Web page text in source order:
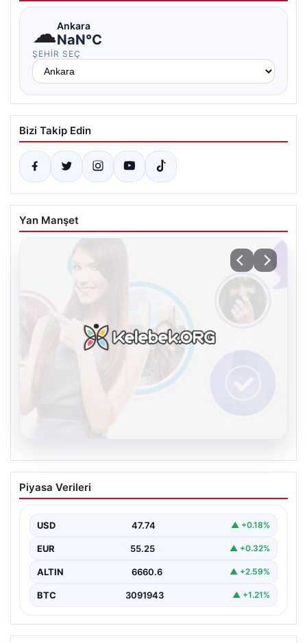
☁Ankara
NaN°C
ŞEHIR SEÇ
Bizi Takip Edin
Yan Manşet
Kelebek.Org İle Çevrim içi İletişimin
Güvenli Adresi Ve Chat Deneyimi
kurması büyük bir hassasiyet ifade etmektedir.
Güncel…
Piyasa Verileri
USD 47.74 ▲ +0.18%
EUR 55.25 ▲ +0.32%
ALTIN 6660.6 ▲ +2.59%
BTC 3091943 ▲ +1.21%